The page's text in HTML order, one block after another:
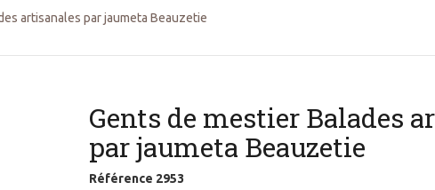
artisanales par jaumeta Beauzetie
Gents de mestier Balades
par jaumeta Beauzetie
Référence 2953